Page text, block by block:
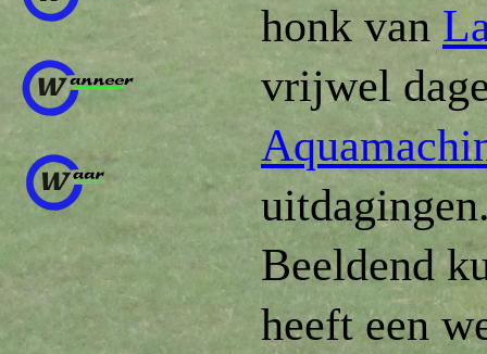
honk van
vrijwel
Beeldend
heeft een